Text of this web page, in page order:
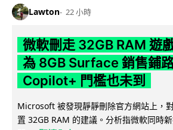
Lawton 22 小時
微軟刪走 32GB RAM 遊
為 8GB Surface 銷售鋪
Copilot+ 門檻也未到
Microsoft 被發現靜靜刪除官方網站上，
置 32GB RAM 的建議。分析指微軟同時